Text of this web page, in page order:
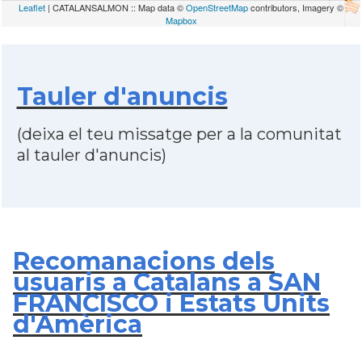
Leaflet | CATALANSALMON :: Map data ©OpenStreetMapcontributors, Imagery ©
Mapbox
Tauler d'anuncis
(deixa el teu missatge per a la comunitat
al tauler d'anuncis)
Recomanacions dels
usuaris a Catalans a SAN
FRANCISCO i Estats Units
d'Amèrica